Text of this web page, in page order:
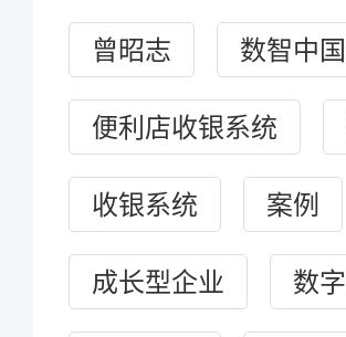
曾昭志 数智中
便利店收银系统
收银系统 案例
成长型企业 数